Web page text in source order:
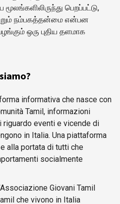
பெறப்பட்டு,
நம்பகத்தன்மை என்பன
ஒரு புதிய தளமாக
informativa che nasce con
Tamil, informazioni
eventi e vicende di
in Italia. Una piattaforma
alla portata di tutti che
socialmente
Giovani Tamil
che vivono in Italia